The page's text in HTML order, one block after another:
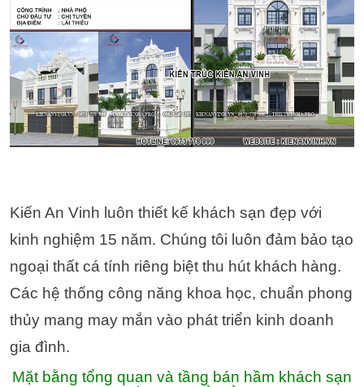
Kiến An Vinh luôn thiết kế khách sạn đẹp với
kinh nghiệm 15 năm. Chúng tôi luôn đảm bảo tạo
ngoại thất cá tính riêng biệt thu hút khách hàng.
Các hệ thống công năng khoa học, chuẩn phong
thủy mang may mắn vào phát triển kinh doanh
gia đình.
Mặt bằng tổng quan và tầng bán hầm khách sạn